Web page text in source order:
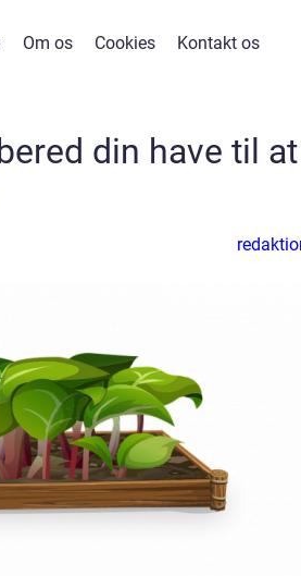
Om os Cookies Kontakt os
din have til at